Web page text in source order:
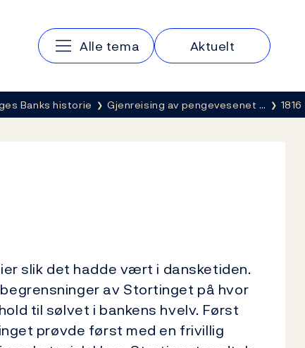
Hovedmeny
Alle tema Aktuelt
Banks historie Gjenreising av pengevesenet … 1816
slik det hadde vært i dansketiden.
av Stortinget på hvor
til sølvet i bankens hvelv. Først
prøvde først med en frivillig